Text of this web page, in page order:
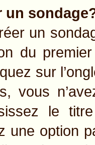
un
un
du
sur
vous
le
une option